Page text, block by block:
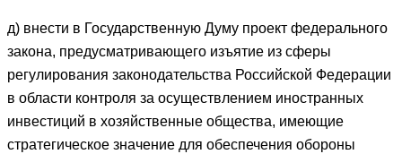
д) внести в Государственную Думу проект федерального
закона, предусматривающего изъятие из сферы
регулирования законодательства Российской Федерации
в области контроля за осуществлением иностранных
инвестиций в хозяйственные общества, имеющие
стратегическое значение для обеспечения обороны